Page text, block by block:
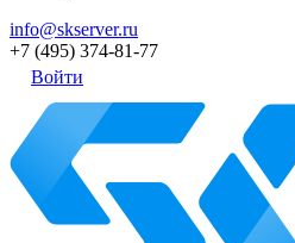
info@skserver.ru
+7 (495) 374-81-77
Войти